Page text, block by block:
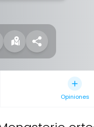
Opiniones